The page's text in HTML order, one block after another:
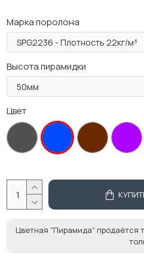
Марка поролона
Высота пирамидки
Цвет
Цветная "Пирамида" продаётся